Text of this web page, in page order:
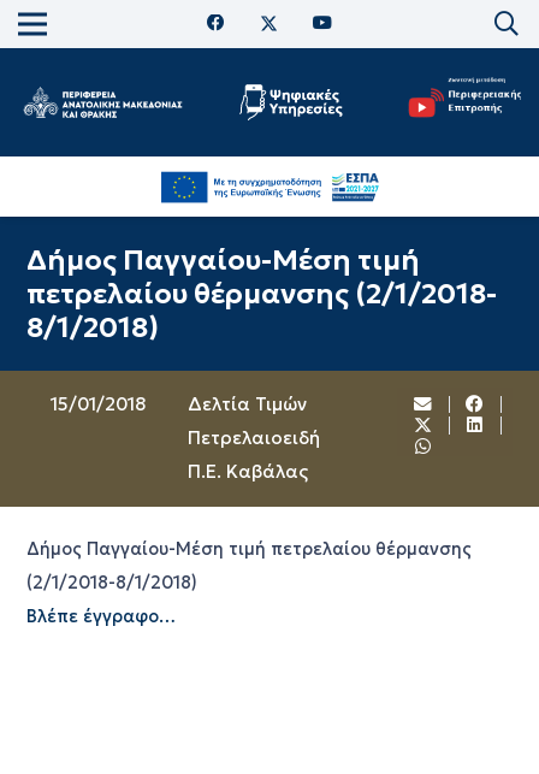
Δήμος Παγγαίου-Μέση τιμή
πετρελαίου θέρμανσης (2/1/2018-
8/1/2018)
15/01/2018
Δελτία Τιμών
Πετρελαιοειδή
Π.Ε. Καβάλας
Δήμος Παγγαίου-Μέση τιμή πετρελαίου θέρμανσης
(2/1/2018-8/1/2018)
Βλέπε έγγραφο…